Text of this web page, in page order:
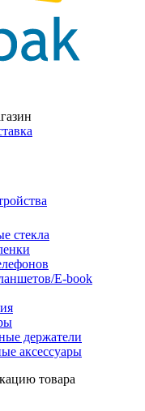
стекла
E-book
держатели
аксессуары
товара